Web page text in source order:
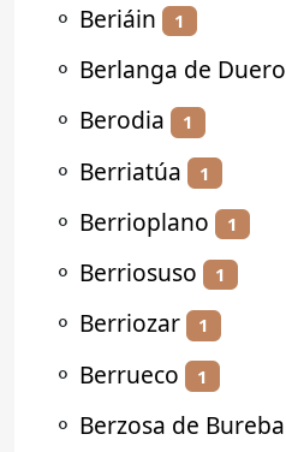
⚬ Beriáin 1
⚬ Berlanga de Duero
⚬ Berodia 1
⚬ Berriatúa 1
⚬ Berrioplano 1
⚬ Berriosuso 1
⚬ Berriozar 1
⚬ Berrueco 1
⚬ Berzosa de Bureba